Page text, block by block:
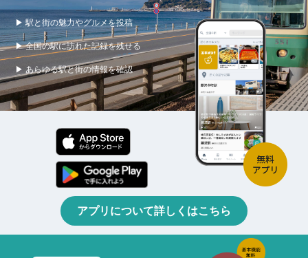
▶ 駅と街の魅力やグルメを投稿
▶ 全国の駅に訪れた記録を残せる
▶ あらゆる駅と街の情報を確認
アプリについて詳しくはこちら